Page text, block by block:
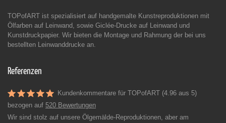
TOPofART ist spezialisiert auf handgemalte Kunstreproduktionen mit
Ölfarben auf Leinwand, sowie Giclée-Drucke auf Leinwand und
Kunstdruckpapier. Wir bieten die Montage und Rahmung der bei uns
bestellten Leinwanddrucke an.
Referenzen
Kundenkommentare für TOPofART (4.96 aus 5)
bezogen auf 520 Bewertungen
Wir sind stolz auf unsere Ölgemälde-Reproduktionen, aber am